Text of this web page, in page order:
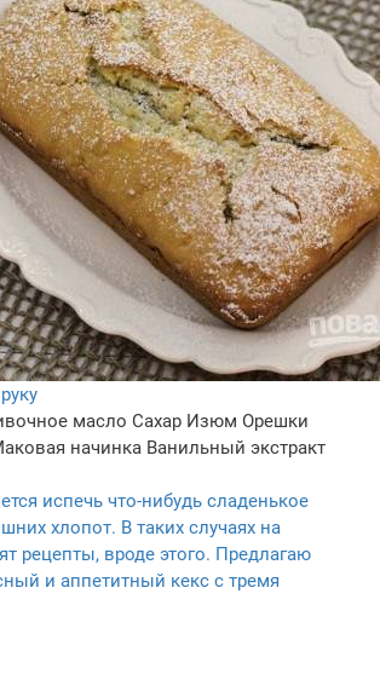
масло Сахар Изюм Орешки
начинка Ванильный экстракт
испечь что-нибудь сладенькое
хлопот. В таких случаях на
рецепты, вроде этого. Предлагаю
и аппетитный кекс с тремя